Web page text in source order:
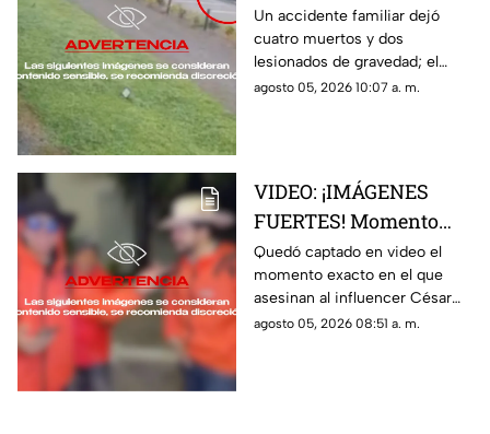
brutal accidente
familiar que dejó 4
muertos y 2 lesionados
Un accidente familiar dejó
cuatro muertos y dos
lesionados de gravedad; el
momento quedó captado en
agosto 05, 2026 10:07 a. m.
VIDEO: ¡IMÁGENES
FUERTES! Momento
exacto en el que
asesinan a influencer
César Gastélum
durante transmisión
Quedó captado en video el
momento exacto en el que
asesinan al influencer César
Gastélum durante una
agosto 05, 2026 08:51 a. m.